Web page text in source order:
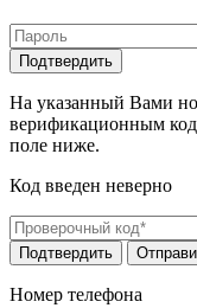
На указанный Вами
верификационным
поле ниже.
Код введен неверно
Номер телефона